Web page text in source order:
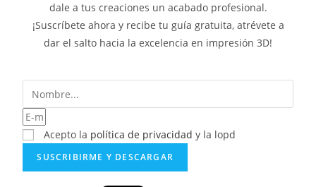
dale a tus creaciones un acabado profesional.
¡Suscríbete ahora y recibe tu guía gratuita, atrévete a
dar el salto hacia la excelencia en impresión 3D!
Acepto la política de privacidad y la lopd
SUSCRIBIRME Y DESCARGAR